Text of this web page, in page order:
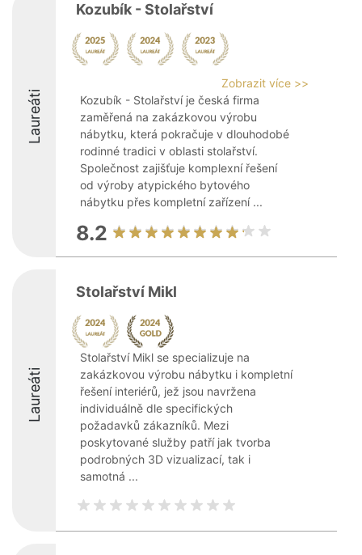
Laureáti
Kozubík - Stolařství
Zobrazit více >>
Kozubík - Stolařství je česká firma
zaměřená na zakázkovou výrobu
nábytku, která pokračuje v dlouhodobé
rodinné tradici v oblasti stolařství.
Společnost zajišťuje komplexní řešení
od výroby atypického bytového
nábytku přes kompletní zařízení ...
8.2
Laureáti
Stolařství Mikl
Stolařství Mikl se specializuje na
zakázkovou výrobu nábytku i kompletní
řešení interiérů, jež jsou navržena
individuálně dle specifických
požadavků zákazníků. Mezi
poskytované služby patří jak tvorba
podrobných 3D vizualizací, tak i
samotná ...